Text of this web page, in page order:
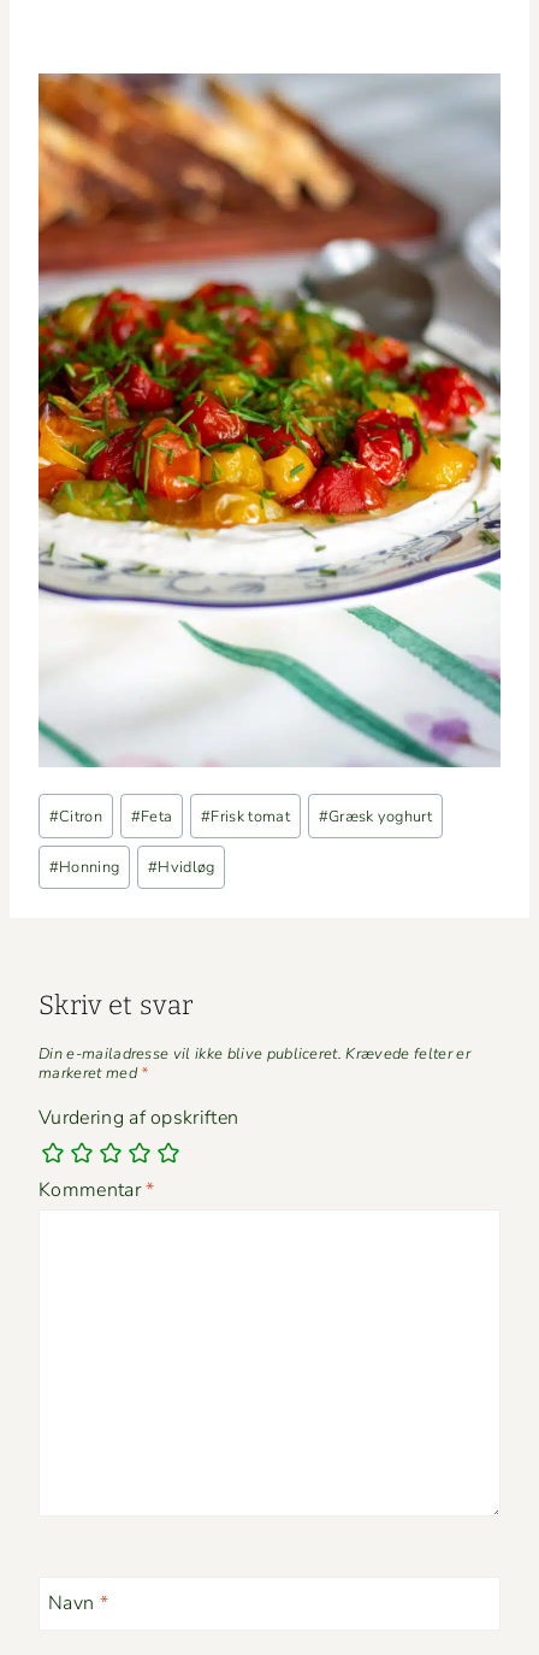
Indlæg-
tags:
#Citron #Feta #Frisk tomat #Græsk yoghurt
#Honning #Hvidløg
Skriv et svar
Din e-mailadresse vil ikke blive publiceret. Krævede felter er
markeret med*
Vurdering af opskriften
Kommentar*
Navn *